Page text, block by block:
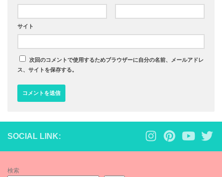
サイト
次回のコメントで使用するためブラウザーに自分の名前、メールアドレ
ス、サイトを保存する。
SOCIAL LINK:
検索